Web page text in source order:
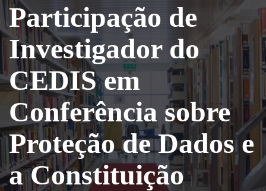
Participação de
Investigador do
CEDIS em
Conferência sobre
Proteção de Dados e
a Constituição